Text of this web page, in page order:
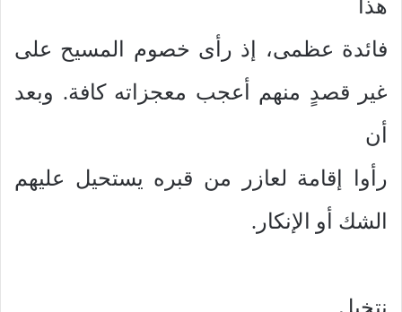
هذا
فائدة عظمى، إذ رأى خصوم المسيح على
غير قصدٍ منهم أعجب معجزاته كافة. وبعد
أن
رأوا إقامة لعازر من قبره يستحيل عليهم
الشك أو الإنكار.